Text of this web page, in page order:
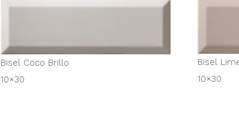
Bisel Coco Brillo
10×30
Bisel
10×30